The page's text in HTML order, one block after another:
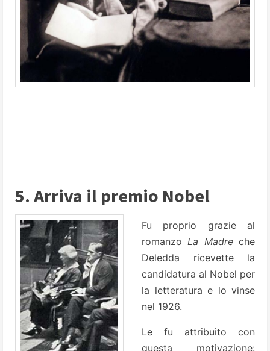
5. Arriva il premio Nobel
Fu proprio grazie al
romanzo La Madreche
Deledda ricevette la
candidatura al Nobel per
la letteratura e lo vinse
nel 1926.
Le fu attribuito con
questa motivazione: